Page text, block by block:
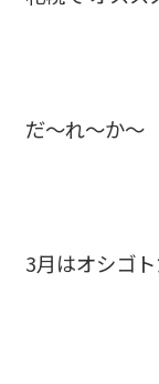
だ～れ～か
3月はオシゴ